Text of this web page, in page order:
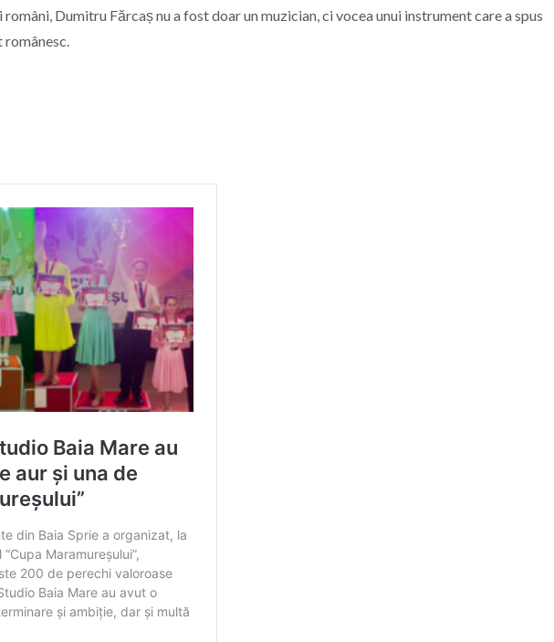
Dumitru Fărcaș nu a fost doar un muzician, ci vocea unui instrument care a spus
românesc.